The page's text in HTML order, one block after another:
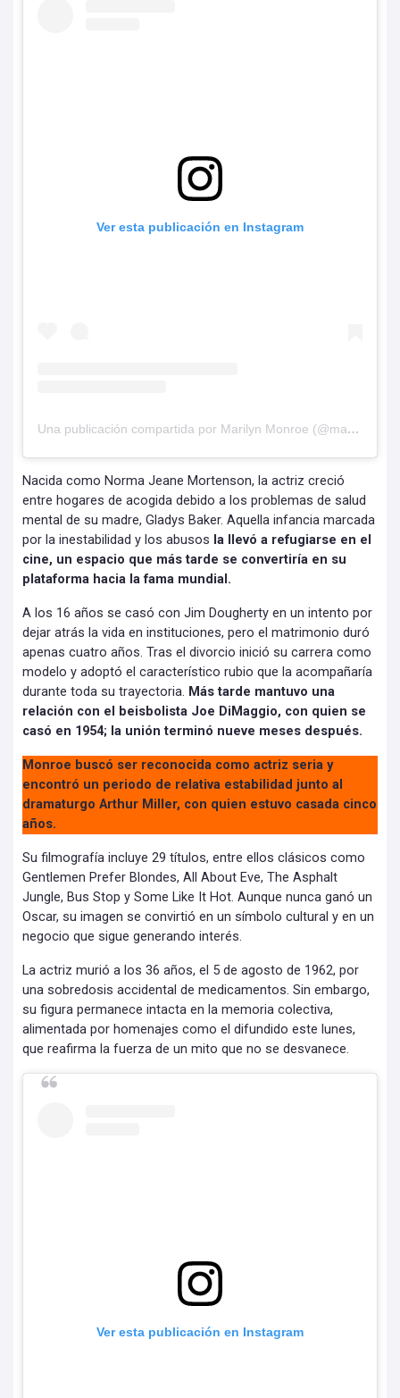
Ver esta publicación en Instagram
Una publicación compartida por Marilyn Monroe (@marilynmonroe)
Nacida como Norma Jeane Mortenson, la actriz creció
entre hogares de acogida debido a los problemas de salud
mental de su madre, Gladys Baker. Aquella infancia marcada
por la inestabilidad y los abusos la llevó a refugiarse en el
cine, un espacio que más tarde se convertiría en su
plataforma hacia la fama mundial.
A los 16 años se casó con Jim Dougherty en un intento por
dejar atrás la vida en instituciones, pero el matrimonio duró
apenas cuatro años. Tras el divorcio inició su carrera como
modelo y adoptó el característico rubio que la acompañaría
durante toda su trayectoria. Más tarde mantuvo una
relación con el beisbolista Joe DiMaggio, con quien se
casó en 1954; la unión terminó nueve meses después.
Monroe buscó ser reconocida como actriz seria y
encontró un periodo de relativa estabilidad junto al
dramaturgo Arthur Miller, con quien estuvo casada cinco
años.
Su filmografía incluye 29 títulos, entre ellos clásicos como
Gentlemen Prefer Blondes, All About Eve, The Asphalt
Jungle, Bus Stop y Some Like It Hot. Aunque nunca ganó un
Oscar, su imagen se convirtió en un símbolo cultural y en un
negocio que sigue generando interés.
La actriz murió a los 36 años, el 5 de agosto de 1962, por
una sobredosis accidental de medicamentos. Sin embargo,
su figura permanece intacta en la memoria colectiva,
alimentada por homenajes como el difundido este lunes,
que reafirma la fuerza de un mito que no se desvanece.
Ver esta publicación en Instagram